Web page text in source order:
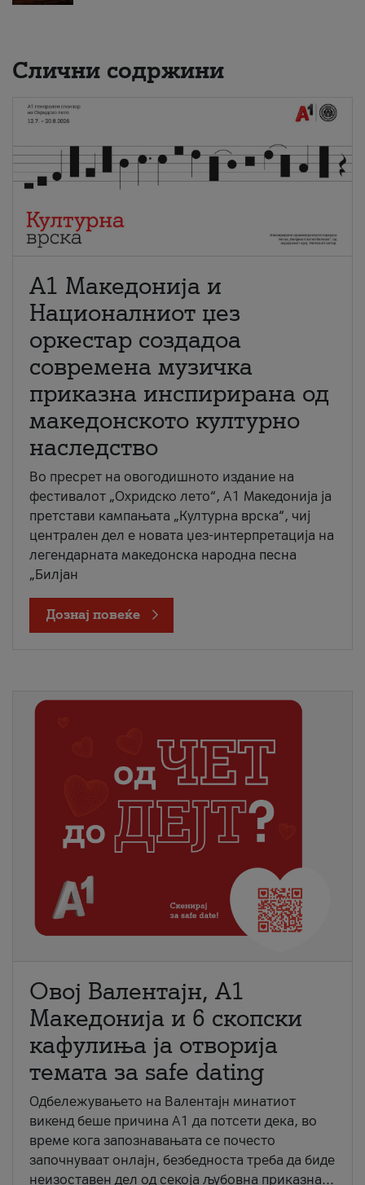
Слични содржини
А1 Македонија и
Националниот џез
оркестар создадоа
современа музичка
приказна инспирирана од
македонското културно
наследство
Во пресрет на овогодишното издание на
фестивалот „Охридско лето“, А1 Македонија ја
претстави кампањата „Културна врска“, чиј
централен дел е новата џез-интерпретација на
легендарната македонска народна песна
„Билјан
Дознај повеќе
Овој Валентајн, A1
Македонија и 6 скопски
кафулиња ја отворија
темата за safe dating
Одбележувањето на Валентајн минатиот
викенд беше причина А1 да потсети дека, во
време кога запознавањата се почесто
започнуваат онлајн, безбедноста треба да биде
неизоставен дел од секоја љубовна приказна...